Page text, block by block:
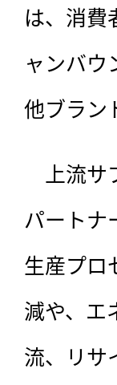
は、消費
ャンバウ
他ブラン
上流サ
パートナ
生産プロ
減や、エ
流、リサ